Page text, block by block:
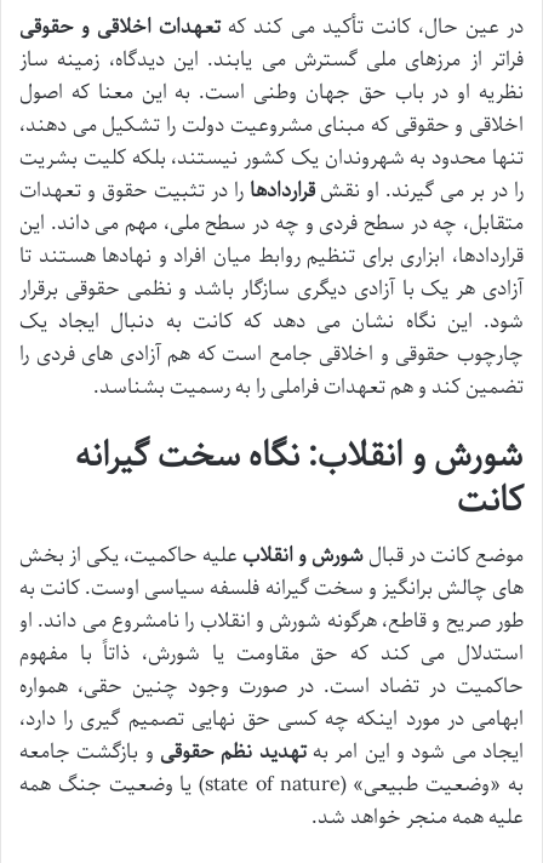
در عین حال، کانت تأکید می کند کهتعهدات اخلاقی و حقوقی
فراتر از مرزهای ملی گسترش می یابند. این دیدگاه، زمینه ساز
نظریه او در باب حق جهان وطنی است. به این معنا که اصول
اخلاقی و حقوقی که مبنای مشروعیت دولت را تشکیل می دهند،
تنها محدود به شهروندان یک کشور نیستند، بلکه کلیت بشریت
را در بر می گیرند. او نقشقراردادها را در تثبیت حقوق و تعهدات
متقابل، چه در سطح فردی و چه در سطح ملی، مهم می داند. این
قراردادها، ابزاری برای تنظیم روابط میان افراد و نهادها هستند تا
آزادی هر یک با آزادی دیگری سازگار باشد و نظمی حقوقی برقرار
شود. این نگاه نشان می دهد که کانت به دنبال ایجاد یک
چارچوب حقوقی و اخلاقی جامع است که هم آزادی های فردی را
تضمین کند و هم تعهدات فراملی را به رسمیت بشناسد.
شورش و انقلاب: نگاه سخت گیرانه
کانت
موضع کانت در قبالشورش و انقلابعلیه حاکمیت، یکی از بخش
های چالش برانگیز و سخت گیرانه فلسفه سیاسی اوست. کانت به
طور صریح و قاطع، هرگونه شورش و انقلاب را نامشروع می داند. او
استدلال می کند که حق مقاومت یا شورش، ذاتاً با مفهوم
حاکمیت در تضاد است. در صورت وجود چنین حقی، همواره
ابهامی در مورد اینکه چه کسی حق نهایی تصمیم گیری را دارد،
ایجاد می شود و این امر بهتهدید نظم حقوقی و بازگشت جامعه
به «وضعیت طبیعی» (state of nature) یا وضعیت جنگ همه
علیه همه منجر خواهد شد.